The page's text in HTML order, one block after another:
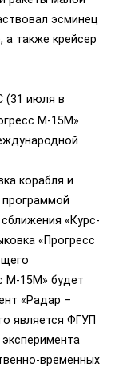
эсминец
а также крейсер
(31 июля в
М-15М»
корабля и
«Курс-
«Прогресс
М-15М» будет
«Радар –
является ФГУП
временных